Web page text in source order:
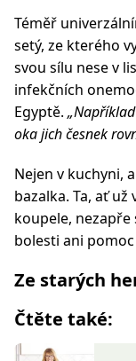
Téměř
setý, ze kterého
svou sílu nese v
infekčních
Egyptě.
oka jich česnek
Nejen v kuchyni,
bazalka. Ta, ať
koupele,
bolesti ani
Ze starých
Čtěte také: